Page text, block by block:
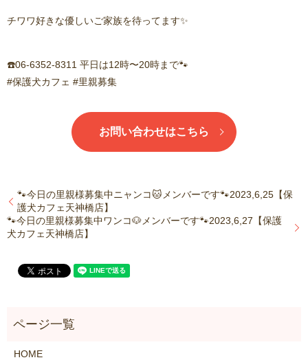
チワワ好きな優しいご家族を待ってます✨
☎️06-6352-8311 平日は12時〜20時まで🐾
#保護犬カフェ #里親募集
お問い合わせはこちら
🐾今日の里親様募集中ニャンコ🐱メンバーです🐾2023,6,25【保
護犬カフェ天神橋店】
🐾今日の里親様募集中ワンコ🐶メンバーです🐾2023,6,27【保護
犬カフェ天神橋店】
HOME